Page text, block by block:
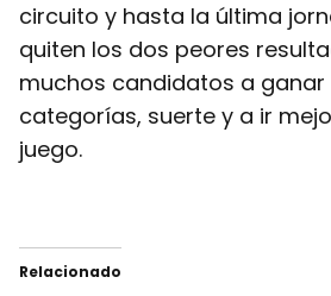
circuito y hasta la última
quiten los dos peores
muchos candidatos a
categorías, suerte y a ir
juego.
Relacionado